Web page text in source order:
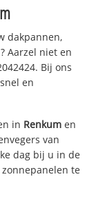
dakpannen,
Aarzel niet en
Bij ons
en
in Renkum en
van
dag bij u in de
te